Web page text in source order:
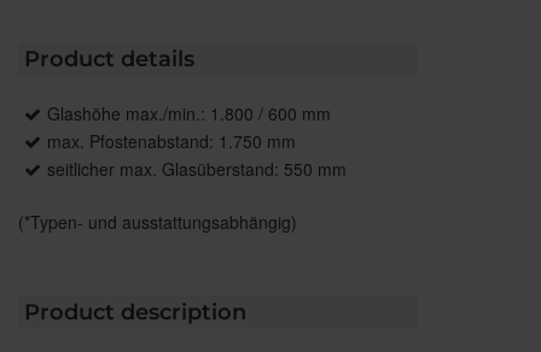
Product details
Glashöhe max./min.: 1.800 / 600 mm
max. Pfostenabstand: 1.750 mm
seitlicher max. Glasüberstand: 550 mm
(*Typen- und ausstattungsabhängig)
Product description